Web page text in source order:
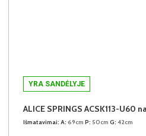
YRA SANDĖLYJE
ALICE SPRINGS ACSK113-U60
Išmatavimai: A: 69cm P: 50cm G: 42cm